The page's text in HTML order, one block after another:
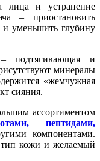
лица и устранение
– приостановить
уменьшить глубину
подтягивающая и
минералы
«жемчужная
сияния.
ассортиментом
пептидами,
компонентами.
тип кожи и желаемый